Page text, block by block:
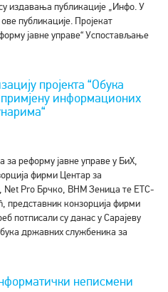
издавања публикације „Инфо. У
публикације. Пројекат
јавне управе“ Успостављање
пројекта “Обука
информационих
реформу јавне управе у БиХ,
фирми Центар за
Net Pro Брчко, BHM Зеница те ETC-
конзорција фирми
потписали су данас у Сарајеву
државних службеника за
неписмени